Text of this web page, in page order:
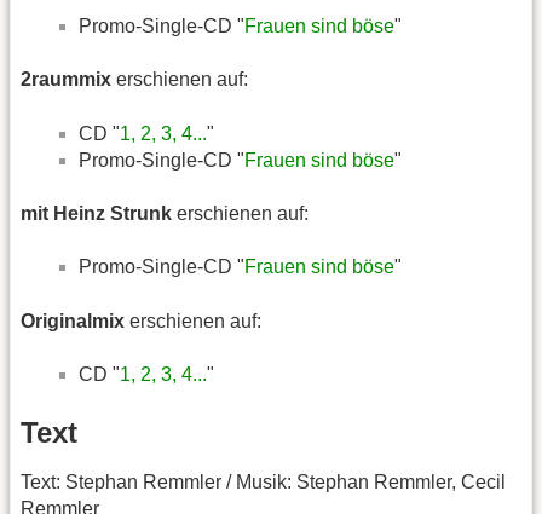
Promo-Single-CD "Frauen sind böse"
2raummix erschienen auf:
CD "1, 2, 3, 4..."
Promo-Single-CD "Frauen sind böse"
mit Heinz Strunk erschienen auf:
Promo-Single-CD "Frauen sind böse"
Originalmix erschienen auf:
CD "1, 2, 3, 4..."
Text
Text: Stephan Remmler / Musik: Stephan Remmler, Cecil
Remmler